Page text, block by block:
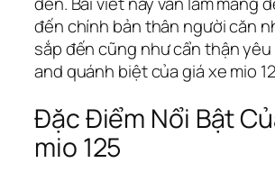
đến chính bản thân người căn
sắp đến cũng như cẩn thận
and quánh biệt của giá xe mio
Đặc Điểm Nổi Bật
mio 125